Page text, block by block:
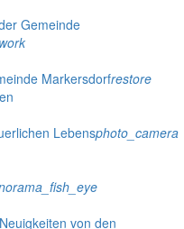
Gemeinde
Markersdorfrestore
Lebensphoto_camera
von den